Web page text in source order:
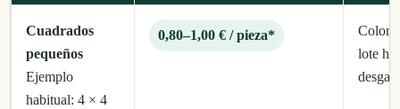
Cuadrados
pequeños
Ejemplo
habitual: 4 × 4
0,80–1,00 € / pieza*
Color,
lote